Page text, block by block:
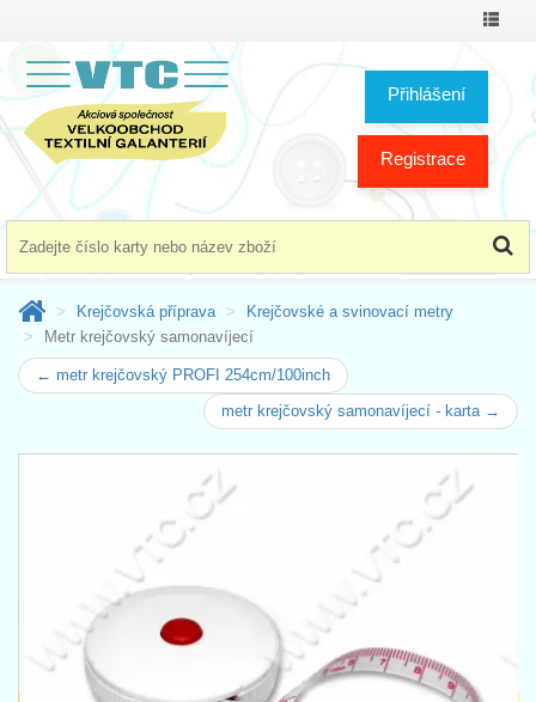
Přihlášení
Registrace
Krejčovská příprava
Krejčovské a svinovací metry
Metr krejčovský samonavíjecí
← metr krejčovský PROFI 254cm/100inch
metr krejčovský samonavíjecí - karta →